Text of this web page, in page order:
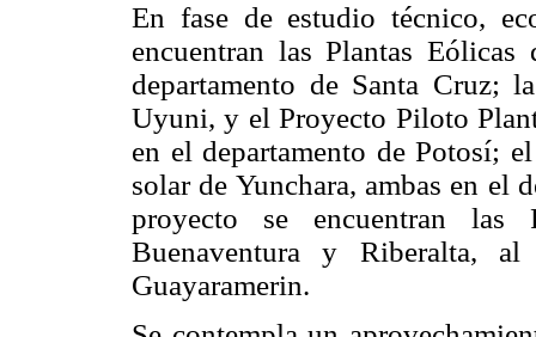
En fase de estudio técnico,
encuentran las Plantas
departamento de Santa Cruz;
Uyuni, y el Proyecto Piloto
en el departamento de Potosí;
solar de Yunchara, ambas en el
proyecto se encuentran
Buenaventura y Riberalta,
Guayaramerin.